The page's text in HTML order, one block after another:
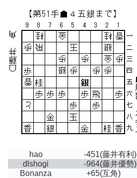
hao -451(藤井有利)
dlshogi
-964(藤井優勢)
Bonanza
+65(互角)